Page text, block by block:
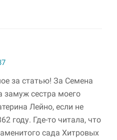
за статью! За Семена
сестра моего
Лейно, если не
году. Где-то читала, что
сада Хитровых